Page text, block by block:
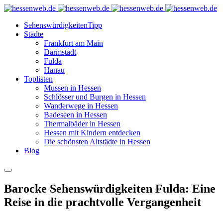
SehenswürdigkeitenTipp
Städte
Frankfurt am Main
Darmstadt
Fulda
Hanau
Toplisten
Mussen in Hessen
Schlösser und Burgen in Hessen
Wanderwege in Hessen
Badeseen in Hessen
Thermalbäder in Hessen
Hessen mit Kindern entdecken
Die schönsten Altstädte in Hessen
Blog
Barocke Sehenswürdigkeiten Fulda: Eine
Reise in die prachtvolle Vergangenheit